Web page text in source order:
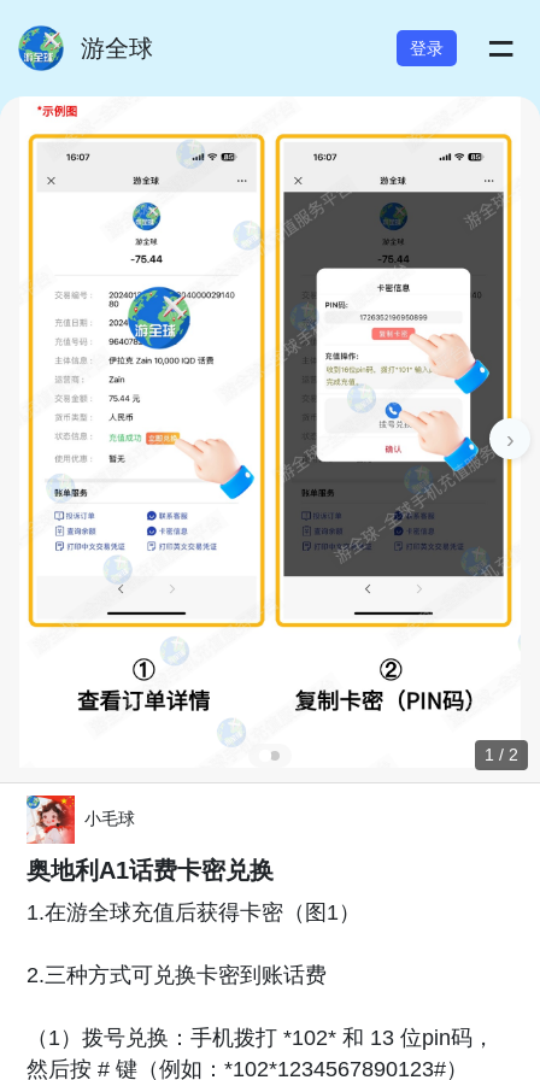
游全球 登录 =
›
1 / 2
小毛球
奥地利A1话费卡密兑换
1.在游全球充值后获得卡密（图1）
2.三种方式可兑换卡密到账话费
（1）拨号兑换：手机拨打 *102* 和 13 位pin码，
然后按 # 键（例如：*102*1234567890123#）